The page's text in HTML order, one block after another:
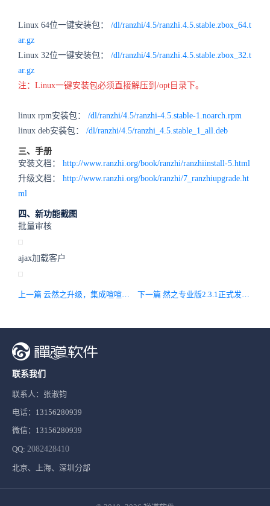
Linux 64位一键安装包：
/dl/ranzhi/4.5/ranzhi.4.5.stable.zbox_64.t
ar.gz
Linux 32位一键安装包：
/dl/ranzhi/4.5/ranzhi.4.5.stable.zbox_32.t
ar.gz
注：Linux一键安装包必须直接解压到/opt目录下。
linux rpm安装包：
/dl/ranzhi/4.5/ranzhi-4.5.stable-1.noarch.rpm
linux deb安装包：
/dl/ranzhi/4.5/ranzhi_4.5.stable_1_all.deb
三、手册
安装文档：
http://www.ranzhi.org/book/ranzhi/ranzhiinstall-5.html
升级文档：
http://www.ranzhi.org/book/ranzhi/7_ranzhiupgrade.ht
ml
四、新功能截图
批量审核
ajax加载客户
上一篇 云然之升级，集成喧喧，升级框架，增强程序安全 下一篇 然之专业版2.3.1正式发布，主要兼容开源版4.5.stable
联系我们
联系人：张淑钧
电话：13156280939
微信：13156280939
QQ: 2082428410
北京、上海、深圳分部